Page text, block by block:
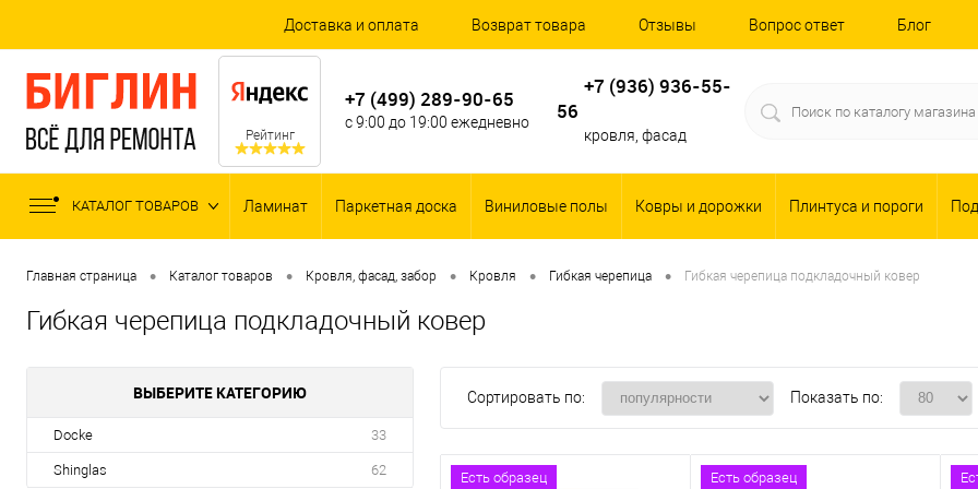
Доставка и оплата Возврат товара Отзывы Вопрос ответ Блог
Рейтинг
+7 (499) 289-90-65
с 9:00 до 19:00 ежедневно
+7 (936) 936-55-
56
кровля, фасад
КАТАЛОГ ТОВАРОВ Ламинат Паркетная доска Виниловые полы Ковры и дорожки Плинтуса и пороги
Главная страница • Каталог товаров • Кровля, фасад, забор • Кровля • Гибкая черепица • Гибкая черепица подкладочный ковер
Гибкая черепица подкладочный ковер
ВЫБЕРИТЕ КАТЕГОРИЮ
Docke 33
Shinglas 62
Сортировать по: Показать по:
Есть образец Есть образец